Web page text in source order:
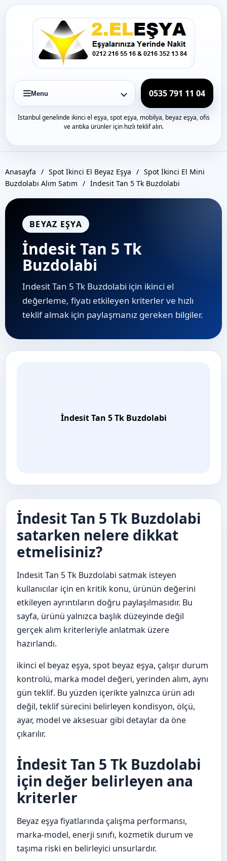
Icerige
Menu 0535 791 11 04
İstanbul genelinde ikinci el eşya, spot eşya, mobilya, beyaz eşya, ofis
ve antika ürünler için hızlı teklif alın.
Anasayfa / Spot İkinci El Beyaz Eşya / Spot İkinci El Mini
Buzdolabı Alım Satım / İndesit Tan 5 Tk Buzdolabi
BEYAZ EŞYA
İndesit Tan 5 Tk
Buzdolabi
Indesit Tan 5 Tk Buzdolabi için ikinci el
değerleme, fiyatı etkileyen kriterler ve hızlı
teklif almak için paylaşmanız gereken bilgiler.
İndesit Tan 5 Tk Buzdolabi
İndesit Tan 5 Tk Buzdolabi
satarken nelere dikkat
etmelisiniz?
Indesit Tan 5 Tk Buzdolabi satmak isteyen
kullanıcılar için en kritik konu, ürünün değerini
etkileyen ayrıntıların doğru paylaşılmasıdır. Bu
sayfa, ürünü yalnızca başlık düzeyinde değil
gerçek alım kriterleriyle anlatmak üzere
hazırlandı.
ikinci el beyaz eşya, spot beyaz eşya, çalışır durum
kontrolü, marka model değeri, yerinden alım, aynı
gün teklif. Bu yüzden içerikte yalnızca ürün adı
değil, teklif sürecini belirleyen kondisyon, ölçü,
ayar, model ve aksesuar gibi detaylar da öne
çıkarılır.
İndesit Tan 5 Tk Buzdolabi
için değer belirleyen ana
kriterler
Beyaz eşya fiyatlarında çalışma performansı,
marka-model, enerji sınıfı, kozmetik durum ve
taşıma riski en belirleyici unsurlardır.